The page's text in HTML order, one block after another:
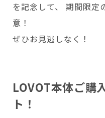
を記念して、 期間限定
意！
ぜひお見逃しなく！
LOVOT本体ご購
ト！